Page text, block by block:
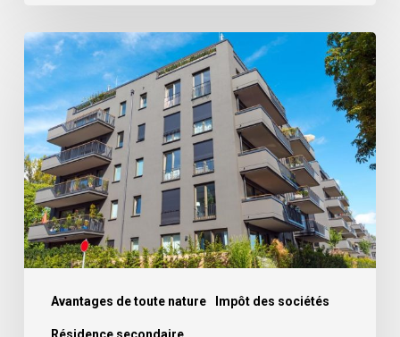
Avantages de toute nature Impôt des sociétés